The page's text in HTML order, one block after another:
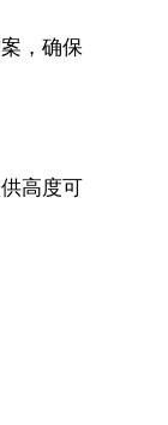
，确保
高度可